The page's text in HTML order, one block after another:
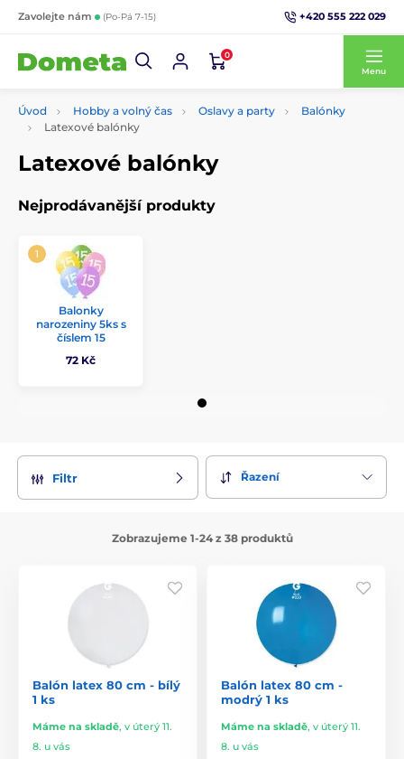
Zavolejte nám (Po-Pá 7-15) +420 555 222 029
0
Menu
Úvod Hobby a volný čas Oslavy a party
Balónky
Latexové balónky
Latexové balónky
Nejprodávanější produkty
Balonky
narozeniny 5ks s
číslem 15
72 Kč
Filtr Řazení
Zobrazujeme 1-24 z 38 produktů
Balón latex 80 cm - bílý
1 ks
Máme na skladě, v úterý 11.
8. u vás
Balón latex 80 cm -
modrý 1 ks
Máme na skladě, v úterý 11.
8. u vás